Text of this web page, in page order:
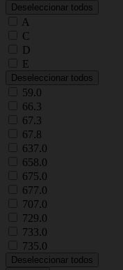
Deseleccionar todos
A
C
D
E
Deseleccionar todos
59.0
66.3
67.3
67.8
637.0
658.0
675.0
677.0
707.0
729.0
733.0
735.0
Deseleccionar todos